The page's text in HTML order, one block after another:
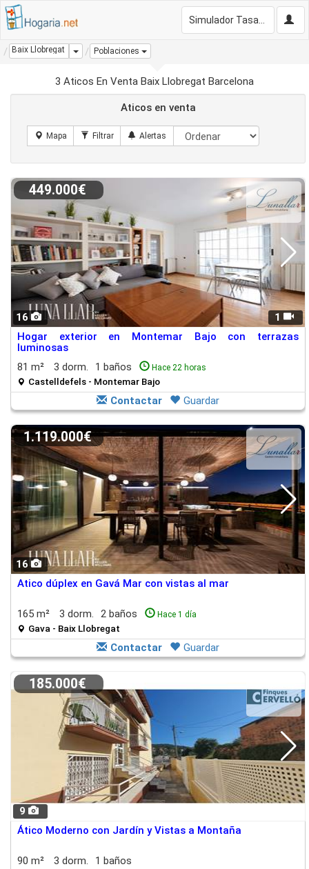
Baix Llobregat Dropdown
Poblaciones
3 Aticos En Venta Baix Llobregat Barcelona
Aticos en venta
16 1
449.000€
Hogar exterior en Montemar Bajo con terrazas
luminosas
81 m²
3 dorm. 1 baños Hace 22 horas
Castelldefels - Montemar Bajo
Contactar Guardar
16
1.119.000€
Atico dúplex en Gavá Mar con vistas al mar
165 m² 3 dorm. 2 baños Hace 1 día
Gava - Baix Llobregat
Contactar Guardar
9
185.000€
Ático Moderno con Jardín y Vistas a Montaña
90 m² 3 dorm. 1 baños